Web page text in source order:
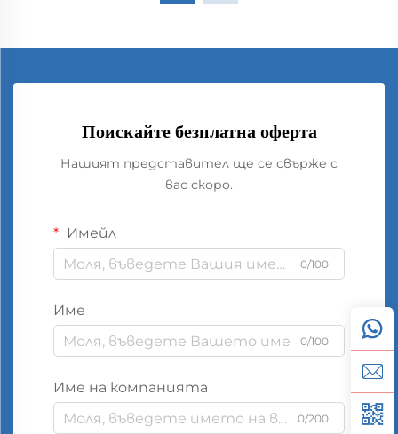
Поискайте безплатна оферта
Нашият представител ще се свърже с
вас скоро.
Имейл
0/100
Име
0/100
Име на компанията
0/200